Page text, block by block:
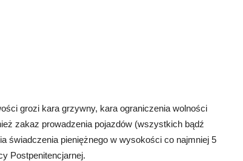
grozi kara grzywny, kara ograniczenia wolności
zakaz prowadzenia pojazdów (wszystkich bądź
świadczenia pieniężnego w wysokości co najmniej 5
Postpenitencjarnej.